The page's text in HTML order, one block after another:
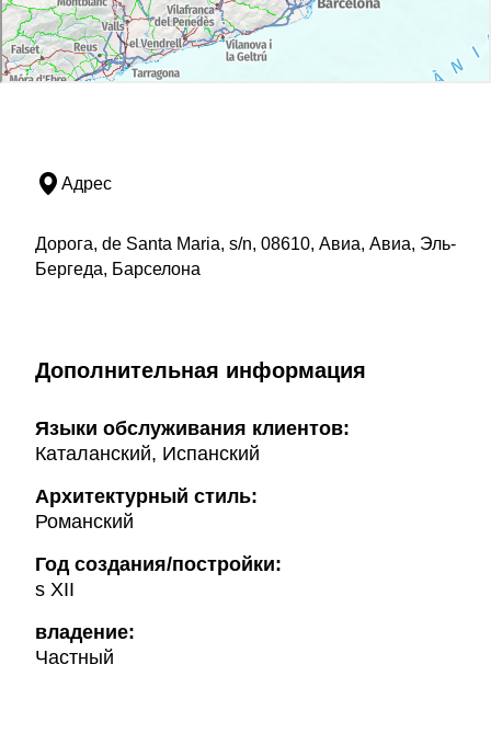
Адрес
Дорога, de Santa Maria, s/n, 08610, Авиа, Авиа, Эль-
Бергеда, Барселона
Дополнительная информация
Языки обслуживания клиентов:
Каталанский, Испанский
Архитектурный стиль:
Романский
Год создания/постройки:
s XII
владение:
Частный